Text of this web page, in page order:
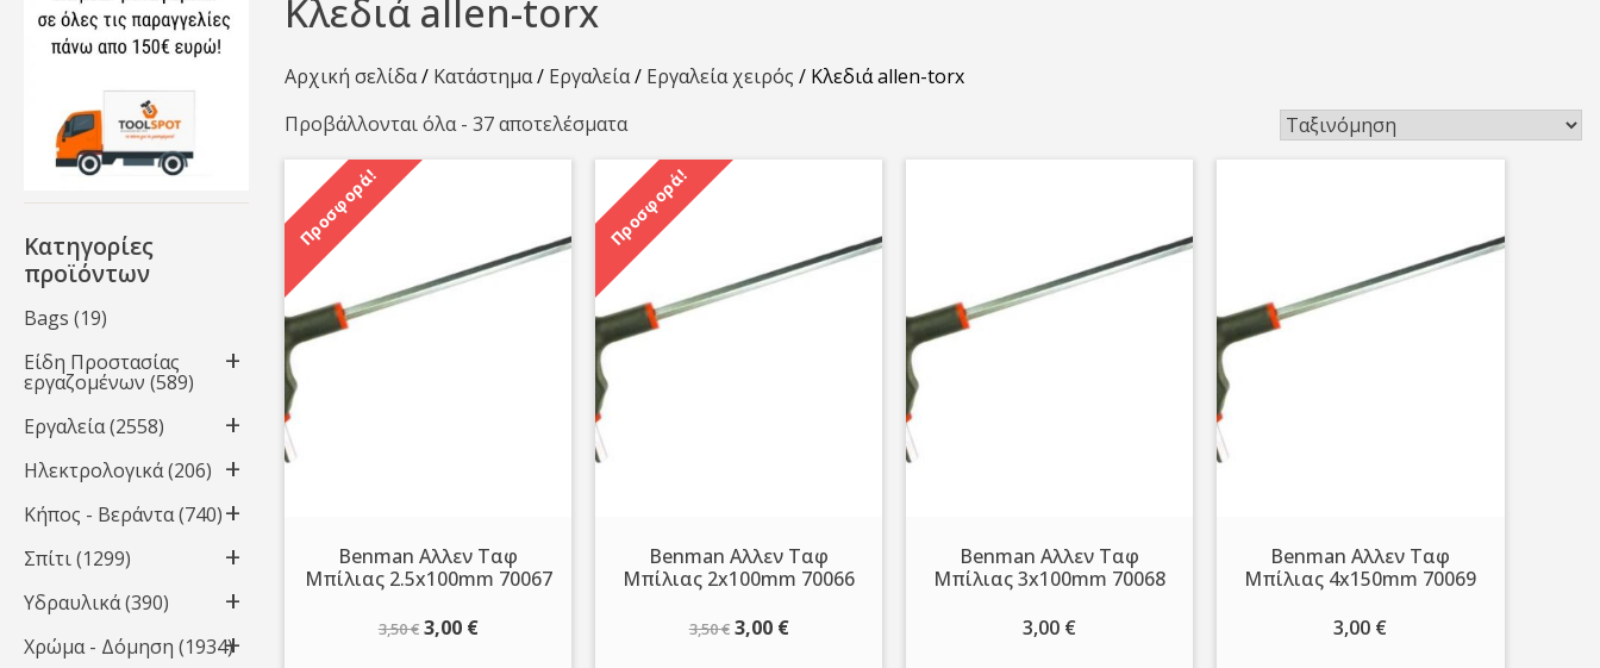
Κατηγορίες
προϊόντων
Bags (19)
Είδη Προστασίας
εργαζομένων (589)
Εργαλεία(2558)
Ηλεκτρολογικά(206)
Κήπος - Βεράντα(740)
Σπίτι(1299)
Υδραυλικά(390)
Χρώμα - Δόμηση (1934)
Κλεδιά allen-torx
Αρχική σελίδα/ Κατάστημα/ Εργαλεία/ Εργαλεία χειρός / Κλεδιά allen-torx
Προβάλλονται όλα - 37 αποτελέσματα
Προσφορά!
Benman Αλλεν Ταφ
Μπίλιας 2.5x100mm 70067
3,50€ Original
3,00 €Η
Προσφορά!
Benman Αλλεν Ταφ
Μπίλιας 2x100mm 70066
3,50€ Original
3,00 €Η
Benman Αλλεν Ταφ
Μπίλιας 3x100mm 70068
3,00 €
Benman Αλλεν Ταφ
Μπίλιας 4x150mm 70069
3,00 €